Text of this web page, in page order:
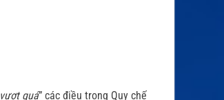
vượt quá” các điều trong Quy chế